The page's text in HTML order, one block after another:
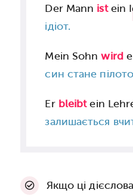
Der Mann istein
ідіот.
Mein Sohnwird
син стане
Er bleibtein
залишається
Якщо ці дієслова